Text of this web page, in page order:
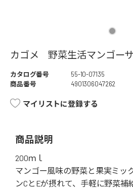
カゴメ 野菜生活マンゴー
カタログ番号
55-10-07135
商品番号
4901306047262
マイリストに登録する
商品説明
200ｍｌ
マンゴー風味の野菜と果実ミッ
ンCとEが摂れて、手軽に野菜補